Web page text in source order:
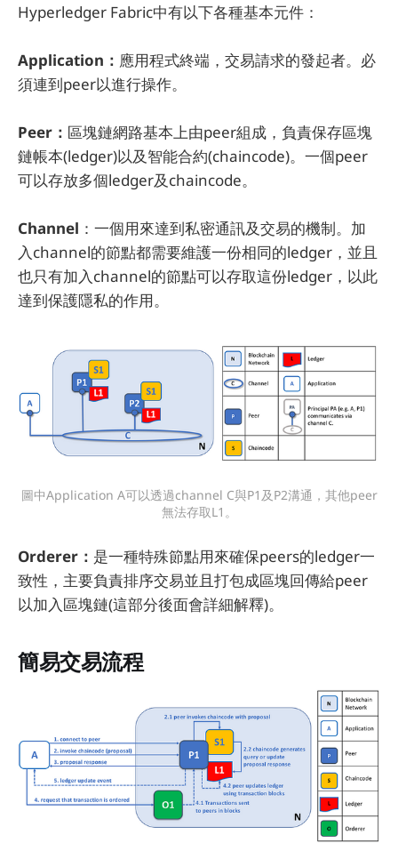
Hyperledger Fabric中有以下各種基本元件：
Application： 應用程式終端，交易請求的發起者。必
須連到peer以進行操作。
Peer： 區塊鏈網路基本上由peer組成，負責保存區塊
鏈帳本(ledger)以及智能合約(chaincode)。一個peer
可以存放多個ledger及chaincode。
Channel ：一個用來達到私密通訊及交易的機制。加
入channel的節點都需要維護一份相同的ledger，並且
也只有加入channel的節點可以存取這份ledger，以此
達到保護隱私的作用。
圖中Application A可以透過channel C與P1及P2溝通，其他peer
無法存取L1。
Orderer： 是一種特殊節點用來確保peers的ledger一
致性，主要負責排序交易並且打包成區塊回傳給peer
以加入區塊鏈(這部分後面會詳細解釋)。
簡易交易流程